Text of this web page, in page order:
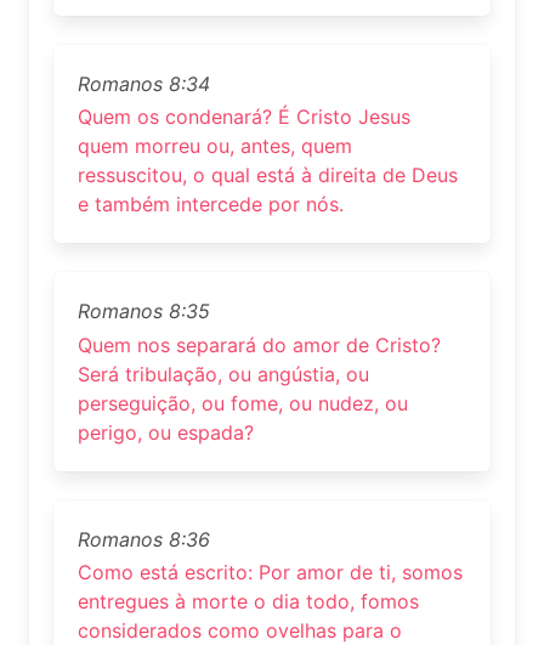
Romanos 8:34
Quem os condenará? É Cristo Jesus
quem morreu ou, antes, quem
ressuscitou, o qual está à direita de Deus
e também intercede por nós.
Romanos 8:35
Quem nos separará do amor de Cristo?
Será tribulação, ou angústia, ou
perseguição, ou fome, ou nudez, ou
perigo, ou espada?
Romanos 8:36
Como está escrito: Por amor de ti, somos
entregues à morte o dia todo, fomos
considerados como ovelhas para o